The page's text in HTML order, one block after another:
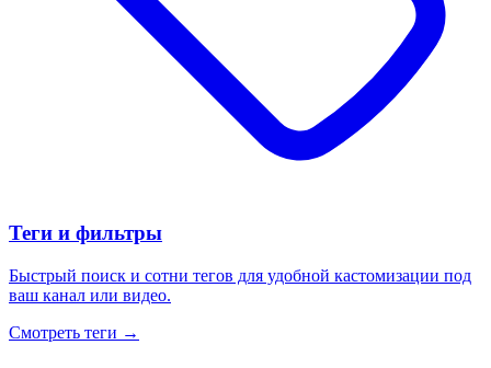
Теги и фильтры
Быстрый поиск и сотни тегов для удобной кастомизации под
ваш канал или видео.
Смотреть теги →